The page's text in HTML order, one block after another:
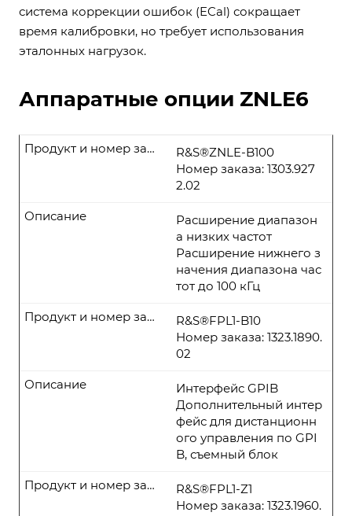
система коррекции ошибок (ECal) сокращает
время калибровки, но требует использования
эталонных нагрузок.
Аппаратные опции ZNLE6
R&S®ZNLE-B100
Номер заказа: 1303.927
2.02
Продукт и номер заказа
Расширение диапазон
а низких частот
Расширение нижнего з
начения диапазона час
тот до 100 кГц
Описание
R&S®FPL1-B10
Номер заказа: 1323.1890.
02
Продукт и номер заказа
Интерфейс GPIB
Дополнительный интер
фейс для дистанционн
ого управления по GPI
B, съемный блок
Описание
R&S®FPL1-Z1
Номер заказа: 1323.1960.
Продукт и номер заказа